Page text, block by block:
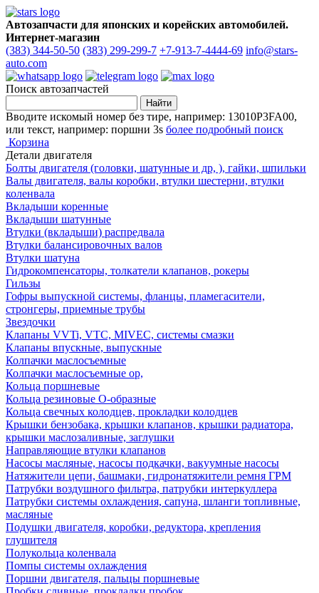
Автозапчасти для японских и корейских автомобилей.
Интернет-магазин
(383) 344-50-50 (383) 299-299-7 +7-913-7-4444-69 info@stars-
auto.com
Поиск автозапчастей
Вводите искомый номер без тире, например: 13010P3FA00,
или текст, например: поршни 3s более подробный поиск
Корзина
Детали двигателя
Болты двигателя (головки, шатунные и др, ), гайки, шпильки
Валы двигателя, валы коробки, втулки шестерни, втулки
коленвала
Вкладыши коренные
Вкладыши шатунные
Втулки (вкладыши) распредвала
Втулки балансировочных валов
Втулки шатуна
Гидрокомпенсаторы, толкатели клапанов, рокеры
Гильзы
Гофры выпускной системы, фланцы, пламегасители,
стронгеры, приемные трубы
Звездочки
Клапаны VVTi, VTC, MIVEC, системы смазки
Клапаны впускные, выпускные
Колпачки маслосъемные
Колпачки маслосъемные ор,
Кольца поршневые
Кольца резиновые О-образные
Кольца свечных колодцев, прокладки колодцев
Крышки бензобака, крышки клапанов, крышки радиатора,
крышки маслозаливные, заглушки
Направляющие втулки клапанов
Насосы масляные, насосы подкачки, вакуумные насосы
Натяжители цепи, башмаки, гидронатяжители ремня ГРМ
Патрубки воздушного фильтра, патрубки интеркуллера
Патрубки системы охлаждения, сапуна, шланги топливные,
масляные
Подушки двигателя, коробки, редуктора, крепления
глушителя
Полукольца коленвала
Помпы системы охлаждения
Поршни двигателя, пальцы поршневые